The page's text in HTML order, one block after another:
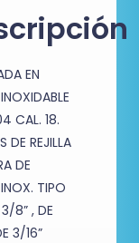
EN
CAL. 18.
DE REJILLA
DE
TIPO
8” , DE
3/16”